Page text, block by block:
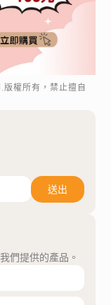
權所有，禁止擅自
送出
們提供的產品。